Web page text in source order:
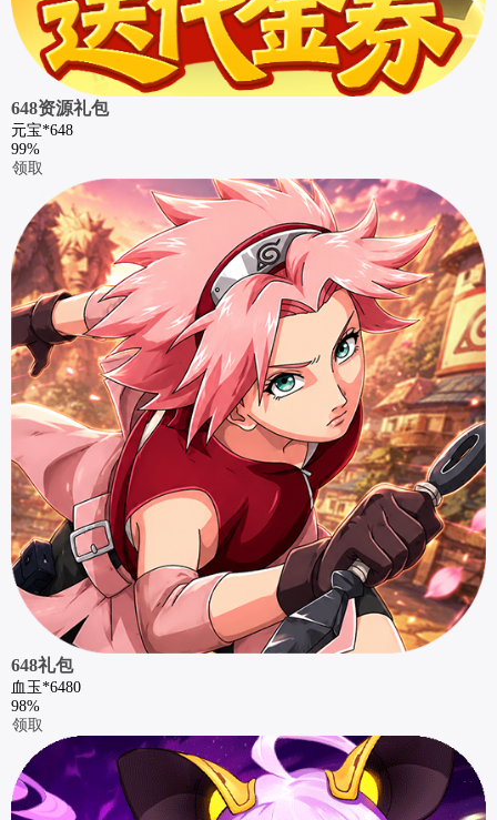
648资源礼包
元宝*648
99%
领取
648礼包
血玉*6480
98%
领取